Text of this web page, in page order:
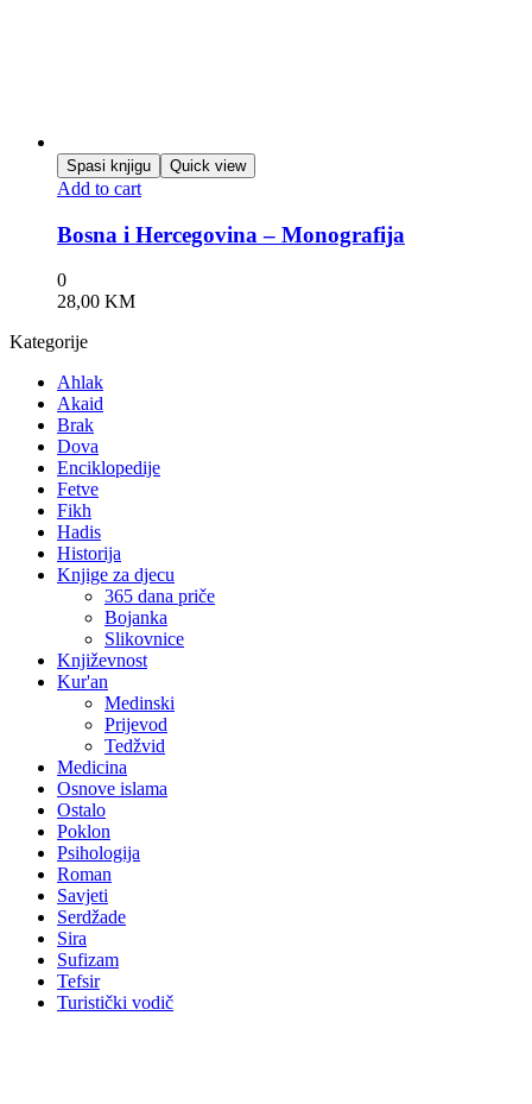
Spasi knjigu Quick view
Add to cart
Bosna i Hercegovina – Monografija
0
28,00 KM
Kategorije
Ahlak
Akaid
Brak
Dova
Enciklopedije
Fetve
Fikh
Hadis
Historija
Knjige za djecu
365 dana priče
Bojanka
Slikovnice
Književnost
Kur'an
Medinski
Prijevod
Tedžvid
Medicina
Osnove islama
Ostalo
Poklon
Psihologija
Roman
Savjeti
Serdžade
Sira
Sufizam
Tefsir
Turistički vodič